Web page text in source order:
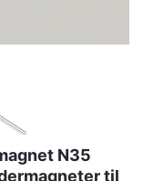
N35
til